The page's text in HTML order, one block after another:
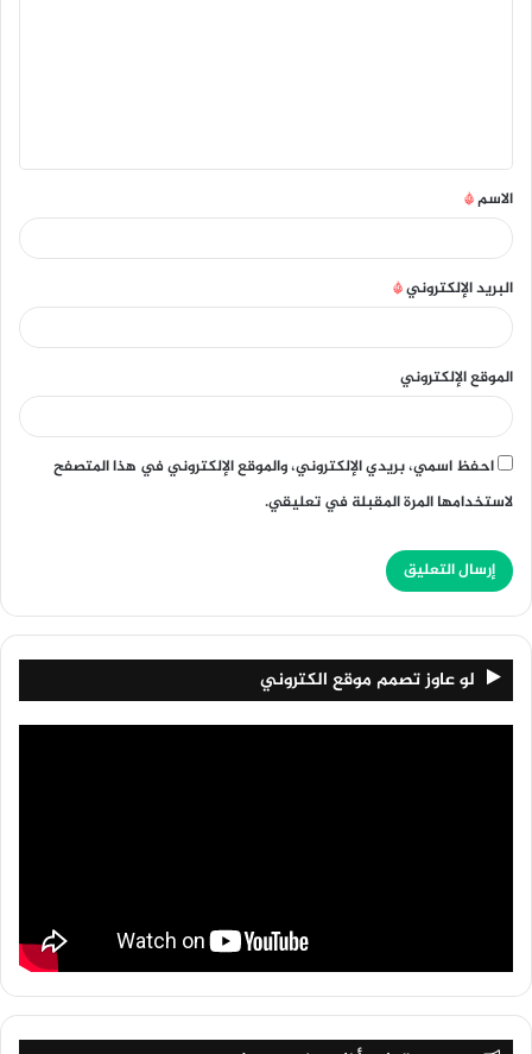
ق
*
الاسم*
البريد الإلكتروني*
الموقع الإلكتروني
احفظ اسمي، بريدي الإلكتروني، والموقع الإلكتروني في هذا المتصفح
لاستخدامها المرة المقبلة في تعليقي.
لو عاوز تصمم موقع الكتروني